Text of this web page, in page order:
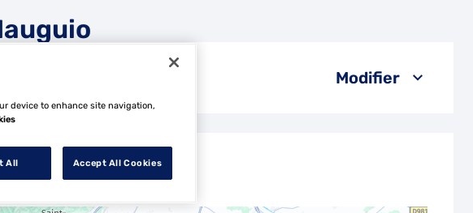
Modifier
device to enhance site navigation,
All Accept All Cookies